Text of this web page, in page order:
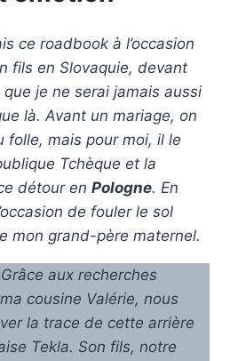
ce roadbook à l’occasion
fils en Slovaquie, devant
que je ne serai jamais aussi
là. Avant un mariage, on
folle, mais pour moi, il le
Tchèque et la
détour en Pologne. En
de fouler le sol
mon grand-père maternel.
aux recherches
cousine Valérie, nous
la trace de cette arrière
Tekla. Son fils, notre